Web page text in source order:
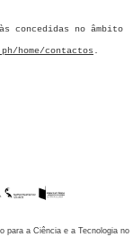
concedidas no âmbito
home/contactos .
para a Ciência e a Tecnologia no